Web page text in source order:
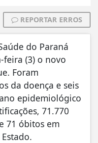
REPORTAR ERROS
do Paraná
feira (3) o novo
Foram
da doença e seis
epidemiológico
71.770
71 óbitos em